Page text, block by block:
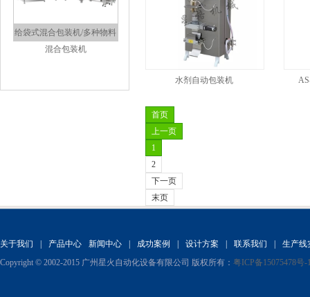
自动称重式灌装生产线
水剂自动包装机
首页
上一页
1
2
下一页
末页
关于我们 产品中心 新闻中心 成功案例 设计方案 联系我们
生产线
Copyright © 2002-2015 广州星火自动化设备有限公司 版权所有： 粤ICP备15075478号-